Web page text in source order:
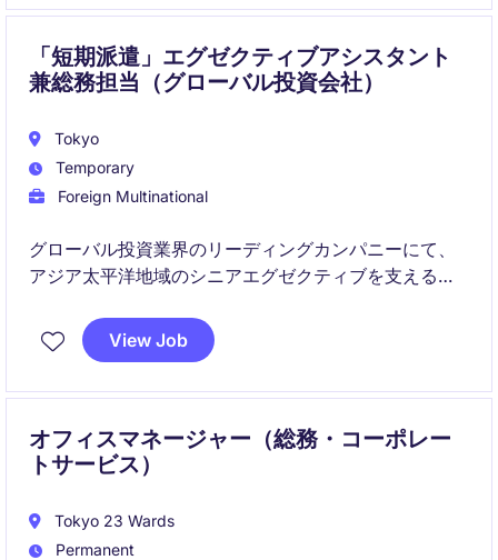
「短期派遣」エグゼクティブアシスタント
兼総務担当（グローバル投資会社）
Tokyo
Temporary
Foreign Multinational
グローバル投資業界のリーディングカンパニーにて、
アジア太平洋地域のシニアエグゼクティブを支えるエ
加え、総務・管理業務まで幅広く担当し、組織運営を
支える重要なポジションです。
View Job
オフィスマネージャー（総務・コーポレー
トサービス）
Tokyo 23 Wards
Permanent